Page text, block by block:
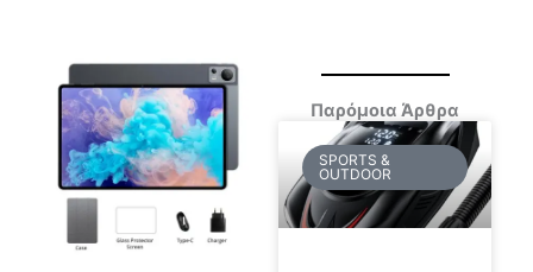
Παρόμοια Άρθρα
SPORTS &
OUTDOOR